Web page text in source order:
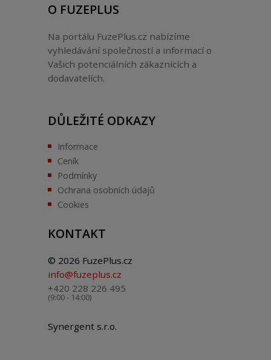
O FUZEPLUS
Na portálu FuzePlus.cz nabízíme
vyhledávání společností a informací o
Vašich potenciálních zákaznících a
dodavatelích.
DŮLEŽITÉ ODKAZY
Informace
Ceník
Podmínky
Ochrana osobních údajů
Cookies
KONTAKT
© 2026 FuzePlus.cz
info@fuzeplus.cz
+420 228 226 495
(9:00 - 14:00)
Synergent s.r.o.